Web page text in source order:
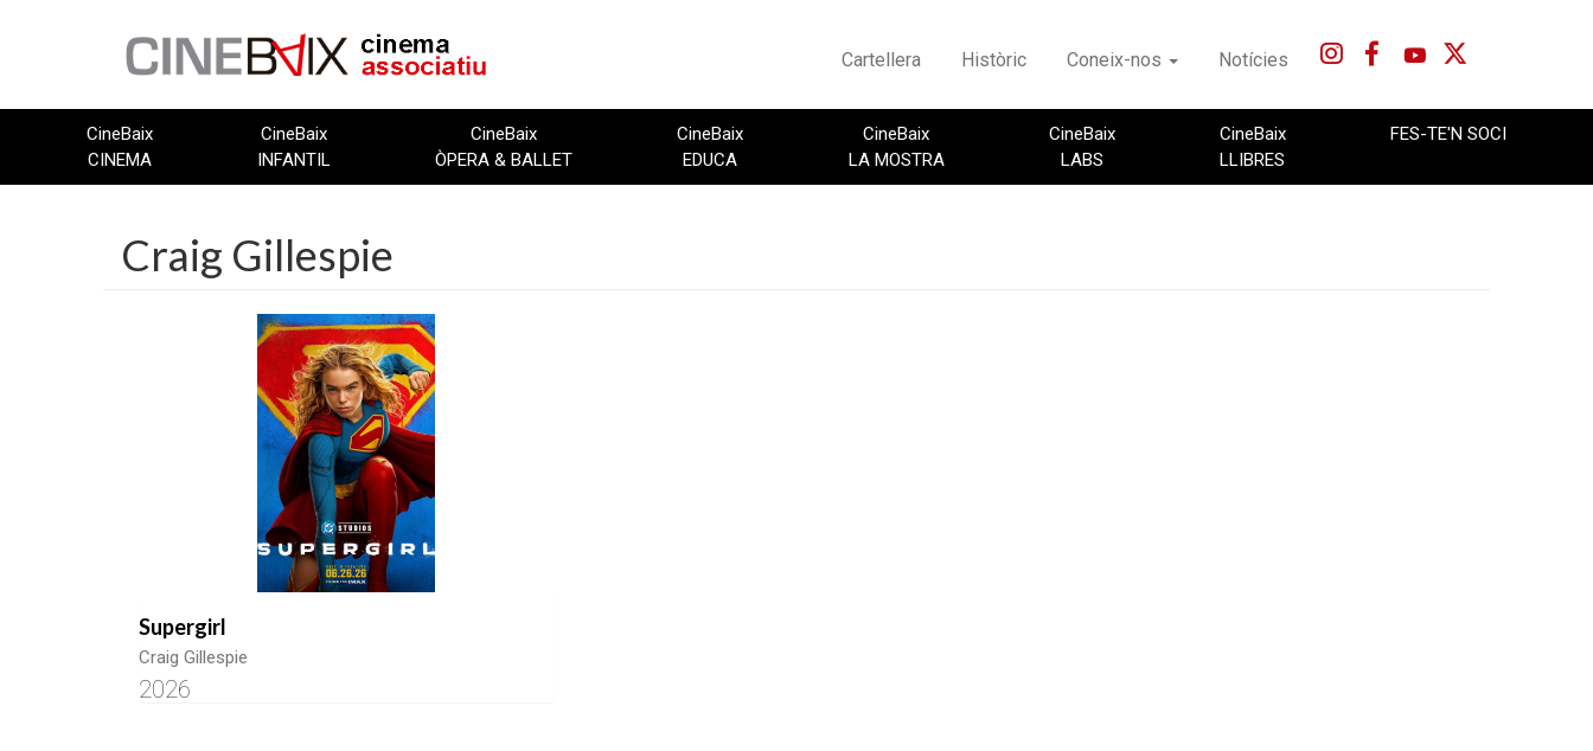
Cartellera Històric Coneix-nos Notícies
CineBaix
CINEMA
CineBaix
INFANTIL
CineBaix
ÒPERA & BALLET
CineBaix
EDUCA
CineBaix
LA MOSTRA
CineBaix
LABS
CineBaix
LLIBRES
FES-TE'N SOCI
Craig Gillespie
Supergirl
Craig Gillespie
2026